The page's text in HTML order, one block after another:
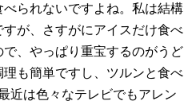
られないですよね。私は結構
が、さすがにアイスだけ食べ
、やっぱり重宝するのがうど
も簡単ですし、ツルンと食べ
近は色々なテレビでもアレン